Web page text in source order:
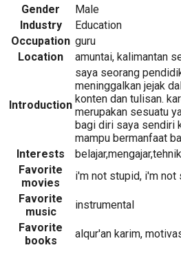
Gender
Male
Industry
Education
Occupation guru
Location
amuntai, kalimantan
Introduction
saya seorang
meninggalkan jejak
konten dan tulisan.
merupakan sesuatu
bagi diri saya sendiri
mampu bermanfaat
Interests
Favorite
movies
i'm not stupid, i'm not
Favorite
music
instrumental
Favorite
books
alqur'an karim,